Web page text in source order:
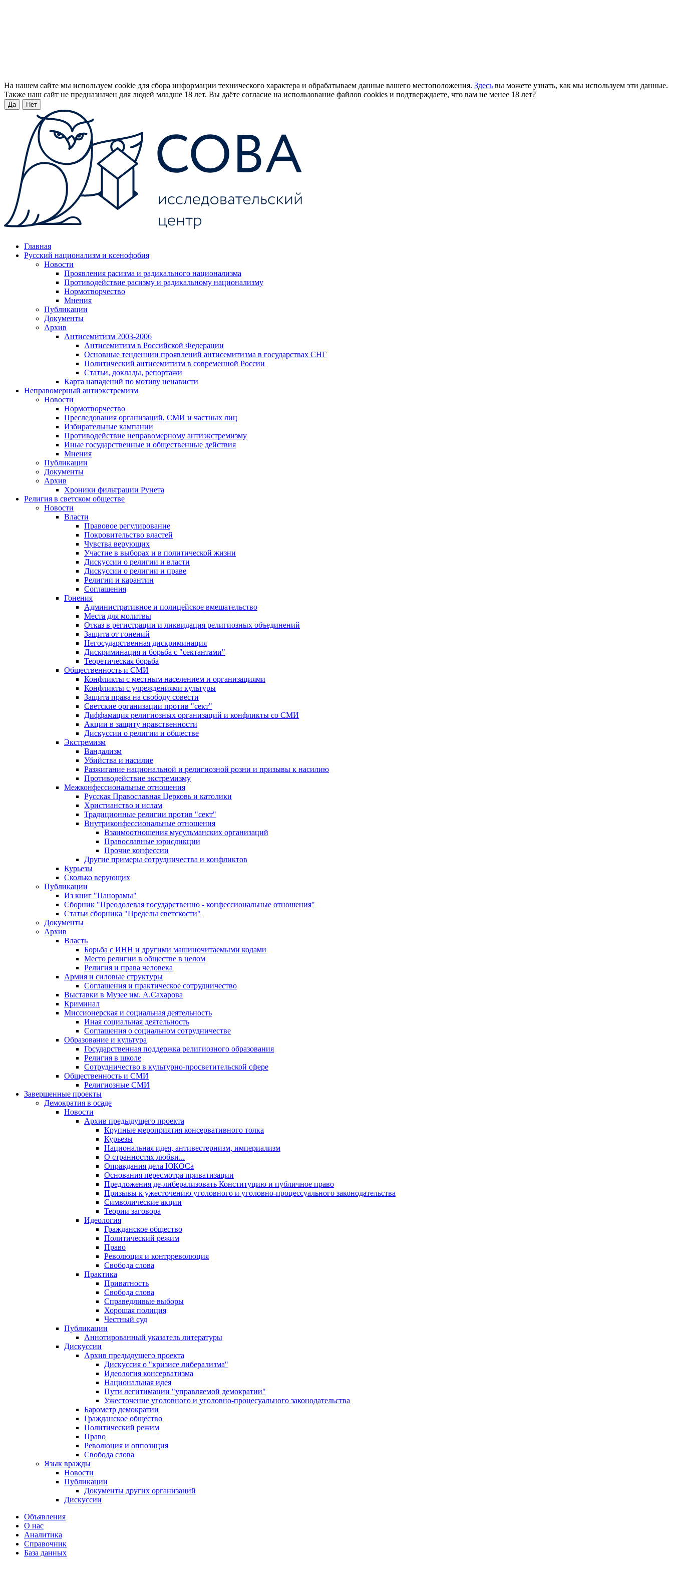
На нашем сайте мы используем cookie для сбора информации технического характера и обрабатываем данные вашего местоположения. Здесь вы можете узнать, как мы используем эти данные.
Также наш сайт не предназначен для людей младше 18 лет. Вы даёте согласие на использование файлов cookies и подтверждаете, что вам не менее 18 лет?
Да Нет
Главная
Русский национализм и ксенофобия
Новости
Проявления расизма и радикального национализма
Противодействие расизму и радикальному национализму
Нормотворчество
Мнения
Публикации
Документы
Архив
Антисемитизм 2003-2006
Антисемитизм в Российской Федерации
Основные тенденции проявлений антисемитизма в государствах СНГ
Политический антисемитизм в современной России
Статьи, доклады, репортажи
Карта нападений по мотиву ненависти
Неправомерный антиэкстремизм
Новости
Нормотворчество
Преследования организаций, СМИ и частных лиц
Избирательные кампании
Противодействие неправомерному антиэкстремизму
Иные государственные и общественные действия
Мнения
Публикации
Документы
Архив
Хроники фильтрации Рунета
Религия в светском обществе
Новости
Власти
Правовое регулирование
Покровительство властей
Чувства верующих
Участие в выборах и в политической жизни
Дискуссии о религии и власти
Дискуссии о религии и праве
Религии и карантин
Соглашения
Гонения
Административное и полицейское вмешательство
Места для молитвы
Отказ в регистрации и ликвидация религиозных объединений
Защита от гонений
Негосударственная дискриминация
Дискриминация и борьба с "сектантами"
Теоретическая борьба
Общественность и СМИ
Конфликты с местным населением и организациями
Конфликты с учреждениями культуры
Защита права на свободу совести
Светские организации против "сект"
Диффамация религиозных организаций и конфликты со СМИ
Акции в защиту нравственности
Дискуссии о религии и обществе
Экстремизм
Вандализм
Убийства и насилие
Разжигание национальной и религиозной розни и призывы к насилию
Противодействие экстремизму
Межконфессиональные отношения
Русская Православная Церковь и католики
Христианство и ислам
Традиционные религии против "сект"
Внутриконфессиональные отношения
Взаимоотношения мусульманских организаций
Православные юрисдикции
Прочие конфессии
Другие примеры сотрудничества и конфликтов
Курьезы
Сколько верующих
Публикации
Из книг "Панорамы"
Сборник "Преодолевая государственно - конфессиональные отношения"
Статьи сборника "Пределы светскости"
Документы
Архив
Власть
Борьба с ИНН и другими машиночитаемыми кодами
Место религии в обществе в целом
Религия и права человека
Армия и силовые структуры
Соглашения и практическое сотрудничество
Выставки в Музее им. А.Сахарова
Криминал
Миссионерская и социальная деятельность
Иная социальная деятельность
Соглашения о социальном сотрудничестве
Образование и культура
Государственная поддержка религиозного образования
Религия в школе
Сотрудничество в культурно-просветительской сфере
Общественность и СМИ
Религиозные СМИ
Завершенные проекты
Демократия в осаде
Новости
Архив предыдущего проекта
Крупные мероприятия консервативного толка
Курьезы
Национальная идея, антивестернизм, империализм
О странностях любви...
Оправдания дела ЮКОСа
Основания пересмотра приватизации
Предложения де-либерализовать Конституцию и публичное право
Призывы к ужесточению уголовного и уголовно-процессуального законодательства
Символические акции
Теории заговора
Идеология
Гражданское общество
Политический режим
Право
Революция и контрреволюция
Свобода слова
Практика
Приватность
Свобода слова
Справедливые выборы
Хорошая полиция
Честный суд
Публикации
Аннотированный указатель литературы
Дискуссии
Архив предыдущего проекта
Дискуссия о "кризисе либерализма"
Идеология консерватизма
Национальная идея
Пути легитимации "управляемой демократии"
Ужесточение уголовного и уголовно-процесуального законодательства
Барометр демократии
Гражданское общество
Политический режим
Право
Революция и оппозиция
Свобода слова
Язык вражды
Новости
Публикации
Документы других организаций
Дискуссии
Объявления
О нас
Аналитика
Справочник
База данных